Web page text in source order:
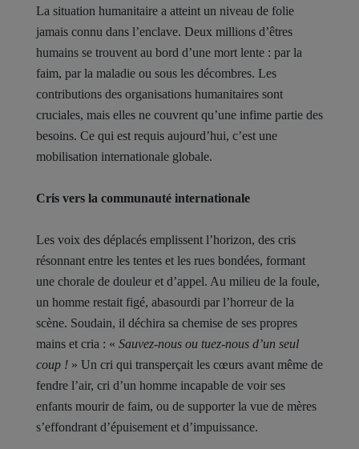
La situation humanitaire a atteint un niveau de folie
jamais connu dans l’enclave. Deux millions d’êtres
humains se trouvent au bord d’une mort lente : par la
faim, par la maladie ou sous les décombres. Les
contributions des organisations humanitaires sont
cruciales, mais elles ne couvrent qu’une infime partie des
besoins. Ce qui est requis aujourd’hui, c’est une
mobilisation internationale globale.
Cris vers la communauté internationale
Les voix des déplacés emplissent l’horizon, des cris
résonnant entre les tentes et les rues bondées, formant
une chorale de douleur et d’appel. Au milieu de la foule,
un homme restait figé, abasourdi par l’horreur de la
scène. Soudain, il déchira sa chemise de ses propres
mains et cria : « Sauvez-nous ou tuez-nous d’un seul
coup ! » Un cri qui transperçait les cœurs avant même de
fendre l’air, cri d’un homme incapable de voir ses
enfants mourir de faim, ou de supporter la vue de mères
s’effondrant d’épuisement et d’impuissance.